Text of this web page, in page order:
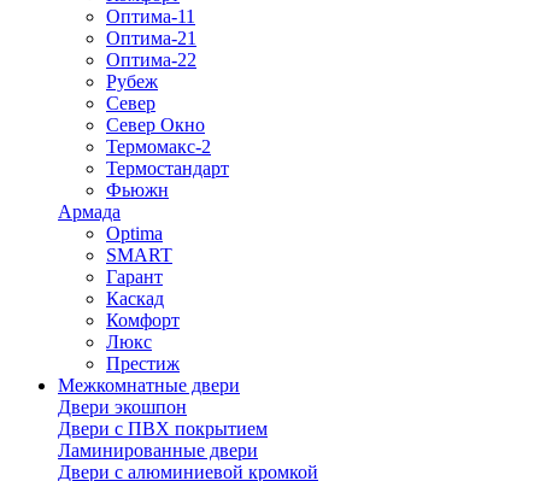
Оптима-11
Оптима-21
Оптима-22
Рубеж
Север
Север Окно
Термомакс-2
Термостандарт
Фьюжн
Армада
Optima
SMART
Гарант
Каскад
Комфорт
Люкс
Престиж
Межкомнатные двери
Двери экошпон
Двери с ПВХ покрытием
Ламинированные двери
Двери с алюминиевой кромкой